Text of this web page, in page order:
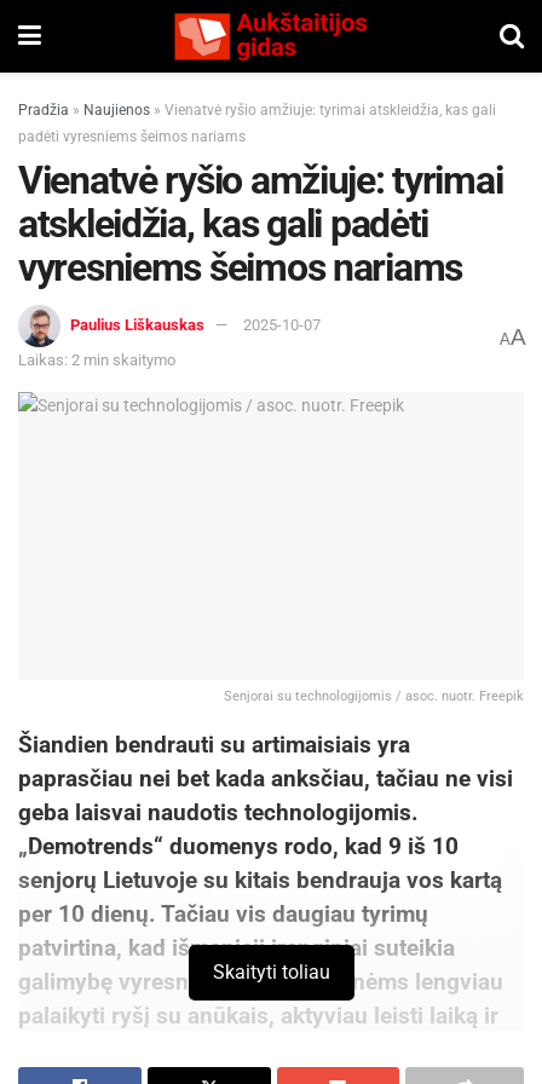
Pradžia » Naujienos » Vienatvė ryšio amžiuje: tyrimai atskleidžia, kas gali
padėti vyresniems šeimos nariams
Vienatvė ryšio amžiuje: tyrimai
atskleidžia, kas gali padėti
vyresniems šeimos nariams
Paulius Liškauskas
2025-10-07
Laikas: 2 min skaitymo
AA
Senjorai su technologijomis / asoc. nuotr. Freepik
Šiandien bendrauti su artimaisiais yra
paprasčiau nei bet kada anksčiau, tačiau ne visi
geba laisvai naudotis technologijomis.
„Demotrends“ duomenys rodo, kad 9 iš 10
senjorų Lietuvoje su kitais bendrauja vos kartą
per 10 dienų. Tačiau vis daugiau tyrimų
patvirtina, kad išmaniejiįrenginiai suteikia
galimybę vyresnio amžiaus žmonėms lengviau
palaikyti ryšį su anūkais, aktyviau leisti laiką ir
Skaityti toliau